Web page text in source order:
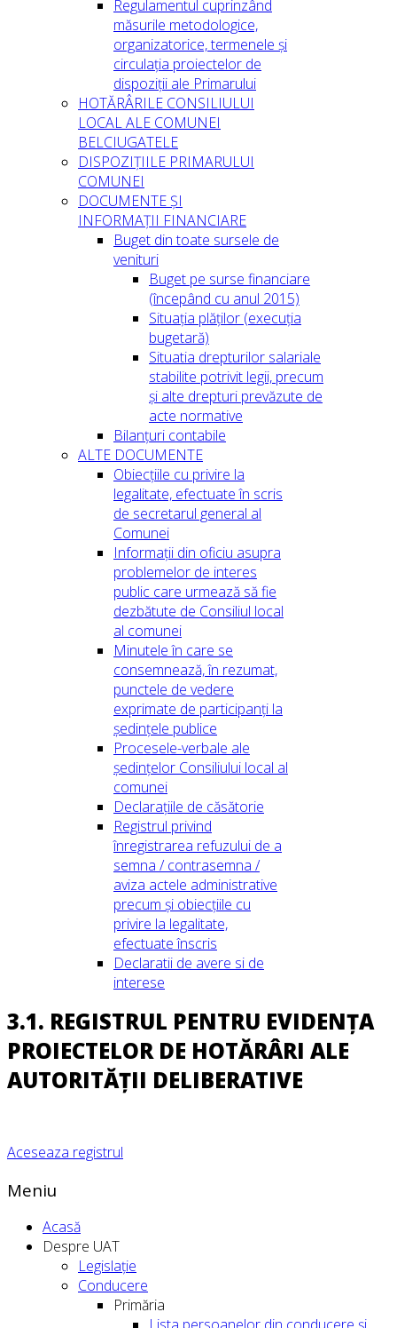
Regulamentul cuprinzând
măsurile metodologice,
organizatorice, termenele și
circulația proiectelor de
dispoziții ale Primarului
HOTĂRÂRILE CONSILIULUI
LOCAL ALE COMUNEI
BELCIUGATELE
DISPOZIȚIILE PRIMARULUI
COMUNEI
DOCUMENTE ȘI
INFORMAȚII FINANCIARE
Buget din toate sursele de
venituri
Buget pe surse financiare
(începând cu anul 2015)
Situația plăților (execuția
bugetară)
Situatia drepturilor salariale
stabilite potrivit legii, precum
și alte drepturi prevăzute de
acte normative
Bilanțuri contabile
ALTE DOCUMENTE
Obiecțiile cu privire la
legalitate, efectuate în scris
de secretarul general al
Comunei
Informații din oficiu asupra
problemelor de interes
public care urmează să fie
dezbătute de Consiliul local
al comunei
Minutele în care se
consemnează, în rezumat,
punctele de vedere
exprimate de participanți la
ședințele publice
Procesele-verbale ale
ședințelor Consiliului local al
comunei
Declarațiile de căsătorie
Registrul privind
înregistrarea refuzului de a
semna / contrasemna /
aviza actele administrative
precum și obiecțiile cu
privire la legalitate,
efectuate înscris
Declaratii de avere si de
interese
3.1. REGISTRUL PENTRU EVIDENȚA
PROIECTELOR DE HOTĂRÂRI ALE
AUTORITĂȚII DELIBERATIVE
Aceseaza registrul
Meniu
Acasă
Despre UAT
Legislație
Conducere
Primăria